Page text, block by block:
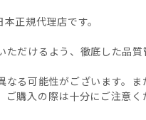
正規代理店です。
だけるよう、徹底した品
る可能性がございます。
購入の際は十分にご注意く